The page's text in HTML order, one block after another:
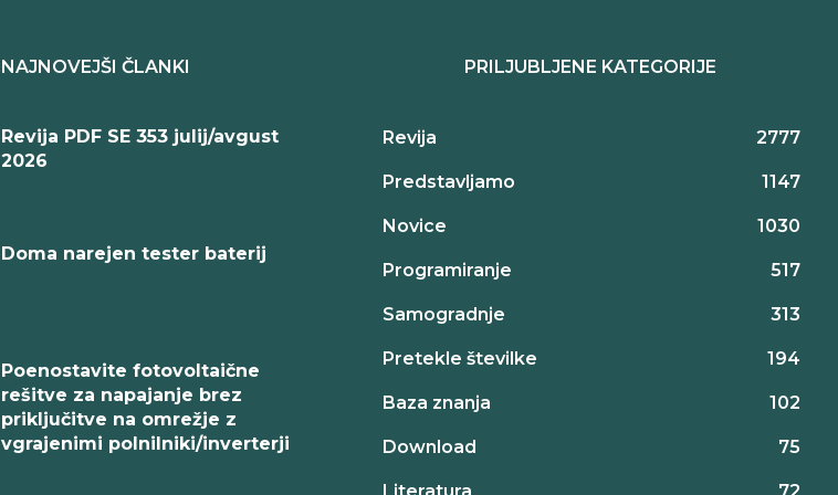
NAJNOVEJŠI ČLANKI
Revija PDF SE 353 julij/avgust
2026
Doma narejen tester baterij
Poenostavite fotovoltaične
rešitve za napajanje brez
priključitve na omrežje z
vgrajenimi polnilniki/inverterji
PRILJUBLJENE KATEGORIJE
Revija 2777
Predstavljamo 1147
Novice 1030
Programiranje 517
Samogradnje 313
Pretekle številke 194
Baza znanja 102
Download 75